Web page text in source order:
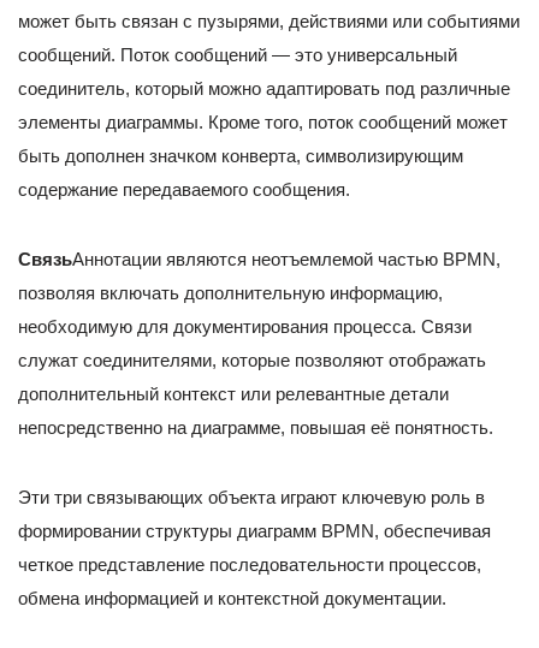
может быть связан с пузырями, действиями или событиями
сообщений. Поток сообщений — это универсальный
соединитель, который можно адаптировать под различные
элементы диаграммы. Кроме того, поток сообщений может
быть дополнен значком конверта, символизирующим
содержание передаваемого сообщения.
СвязьАннотации являются неотъемлемой частью BPMN,
позволяя включать дополнительную информацию,
необходимую для документирования процесса. Связи
служат соединителями, которые позволяют отображать
дополнительный контекст или релевантные детали
непосредственно на диаграмме, повышая её понятность.
Эти три связывающих объекта играют ключевую роль в
формировании структуры диаграмм BPMN, обеспечивая
четкое представление последовательности процессов,
обмена информацией и контекстной документации.